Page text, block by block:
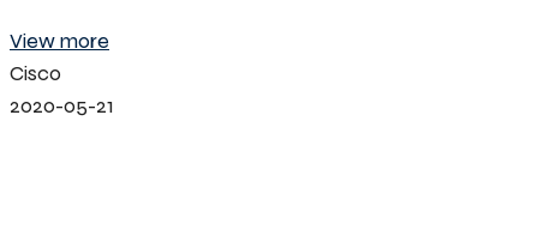
View more
Cisco
2020-05-21